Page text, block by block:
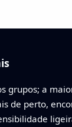
a
de perto,